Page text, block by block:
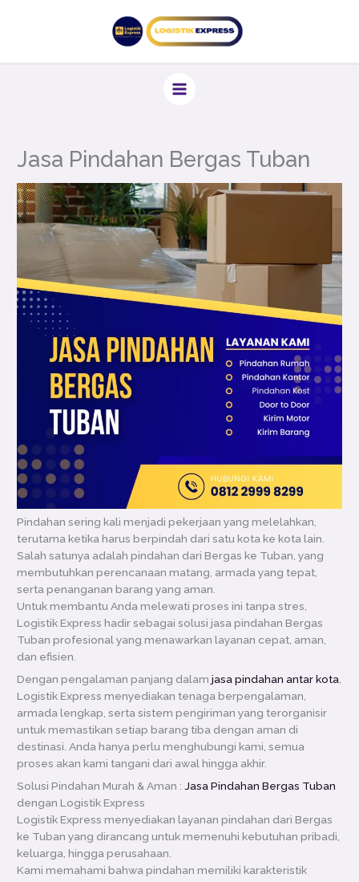
Jasa Pindahan Bergas Tuban
Pindahan sering kali menjadi pekerjaan yang melelahkan,
terutama ketika harus berpindah dari satu kota ke kota lain.
Salah satunya adalah pindahan dari Bergas ke Tuban, yang
membutuhkan perencanaan matang, armada yang tepat,
serta penanganan barang yang aman.
Untuk membantu Anda melewati proses ini tanpa stres,
Logistik Express hadir sebagai solusi jasa pindahan Bergas
Tuban profesional yang menawarkan layanan cepat, aman,
dan efisien.
Dengan pengalaman panjang dalamjasa pindahan antar kota,
Logistik Express menyediakan tenaga berpengalaman,
armada lengkap, serta sistem pengiriman yang terorganisir
untuk memastikan setiap barang tiba dengan aman di
destinasi. Anda hanya perlu menghubungi kami, semua
proses akan kami tangani dari awal hingga akhir.
Solusi Pindahan Murah & Aman : Jasa Pindahan Bergas Tuban
dengan Logistik Express
Logistik Express menyediakan layanan pindahan dari Bergas
ke Tuban yang dirancang untuk memenuhi kebutuhan pribadi,
keluarga, hingga perusahaan.
Kami memahami bahwa pindahan memiliki karakteristik